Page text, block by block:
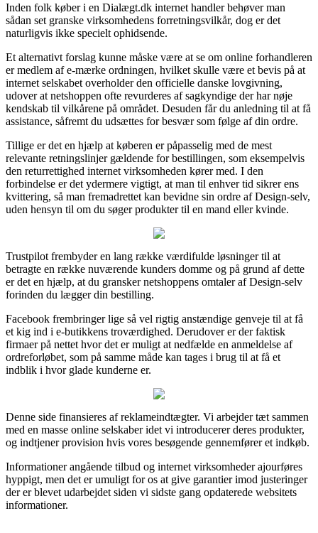
Inden folk køber i en Dialægt.dk internet handler behøver man
sådan set granske virksomhedens forretningsvilkår, dog er det
naturligvis ikke specielt ophidsende.
Et alternativt forslag kunne måske være at se om online forhandleren
er medlem af e-mærke ordningen, hvilket skulle være et bevis på at
internet selskabet overholder den officielle danske lovgivning,
udover at netshoppen ofte revurderes af sagkyndige der har nøje
kendskab til vilkårene på området. Desuden får du anledning til at få
assistance, såfremt du udsættes for besvær som følge af din ordre.
Tillige er det en hjælp at køberen er påpasselig med de mest
relevante retningslinjer gældende for bestillingen, som eksempelvis
den returrettighed internet virksomheden kører med. I den
forbindelse er det ydermere vigtigt, at man til enhver tid sikrer ens
kvittering, så man fremadrettet kan bevidne sin ordre af Design-selv,
uden hensyn til om du søger produkter til en mand eller kvinde.
Trustpilot frembyder en lang række værdifulde løsninger til at
betragte en række nuværende kunders domme og på grund af dette
er det en hjælp, at du gransker netshoppens omtaler af Design-selv
forinden du lægger din bestilling.
Facebook frembringer lige så vel rigtig anstændige genveje til at få
et kig ind i e-butikkens troværdighed. Derudover er der faktisk
firmaer på nettet hvor det er muligt at nedfælde en anmeldelse af
ordreforløbet, som på samme måde kan tages i brug til at få et
indblik i hvor glade kunderne er.
Denne side finansieres af reklameindtægter. Vi arbejder tæt sammen
med en masse online selskaber idet vi introducerer deres produkter,
og indtjener provision hvis vores besøgende gennemfører et indkøb.
Informationer angående tilbud og internet virksomheder ajourføres
hyppigt, men det er umuligt for os at give garantier imod justeringer
der er blevet udarbejdet siden vi sidste gang opdaterede websitets
informationer.